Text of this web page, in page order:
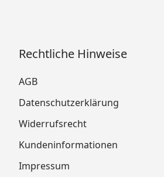
Rechtliche Hinweise
AGB
Datenschutzerklärung
Widerrufsrecht
Kundeninformationen
Impressum